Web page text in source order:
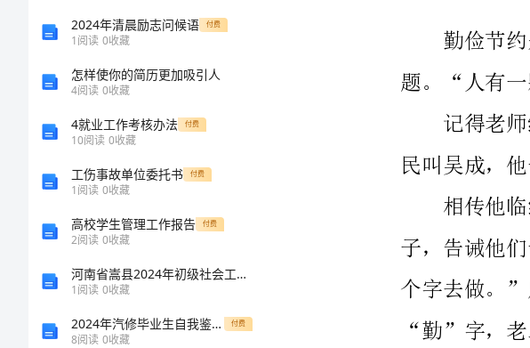
300
2024年清晨励志问候语 付费
1阅读 0收藏
怎样使你的简历更加吸引人
4阅读 0收藏
4就业工作考核办法 付费
10阅读 0收藏
工伤事故单位委托书 付费
1阅读 0收藏
高校学生管理工作报告 付费
2阅读 0收藏
河南省嵩县2024年初级社会工作者（社会工作实务）完整版附答案（培优B卷）
1阅读 0收藏
2024年汽修毕业生自我鉴定范本 付费
8阅读 0收藏
过上了富裕的生活。